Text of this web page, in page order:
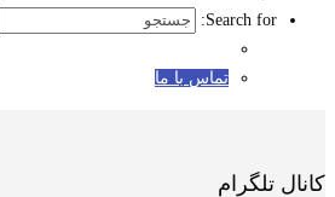
Search for:
تماس با ما
کانال تلگرام